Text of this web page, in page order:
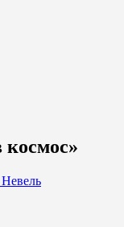
космос»
Невель